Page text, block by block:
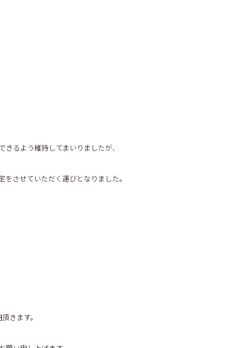
るよう維持してまいりましたが、
させていただく運びとなりました。
きます。